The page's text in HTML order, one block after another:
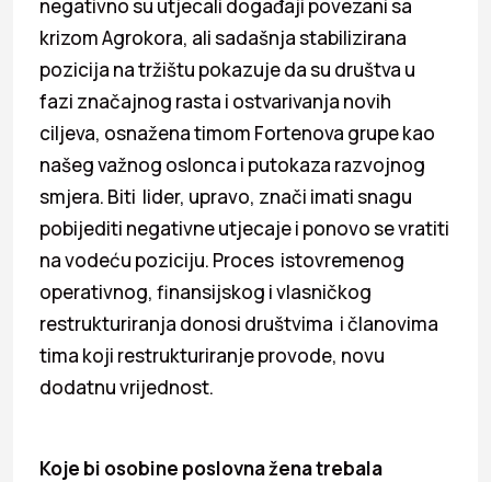
negativno su utjecali događaji povezani sa
krizom Agrokora, ali sadašnja stabilizirana
pozicija na tržištu pokazuje da su društva u
fazi značajnog rasta i ostvarivanja novih
ciljeva, osnažena timom Fortenova grupe kao
našeg važnog oslonca i putokaza razvojnog
smjera. Biti lider, upravo, znači imati snagu
pobijediti negativne utjecaje i ponovo se vratiti
na vodeću poziciju. Proces istovremenog
operativnog, finansijskog i vlasničkog
restrukturiranja donosi društvima i članovima
tima koji restrukturiranje provode, novu
dodatnu vrijednost.
Koje bi osobine poslovna žena trebala